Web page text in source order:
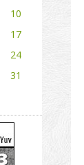
10
17
24
31